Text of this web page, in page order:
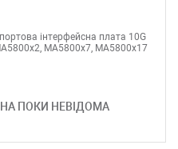
ПОКИ НЕВІДОМА
інтерфейсна плата 10G
MA5800x7, MA5800x17